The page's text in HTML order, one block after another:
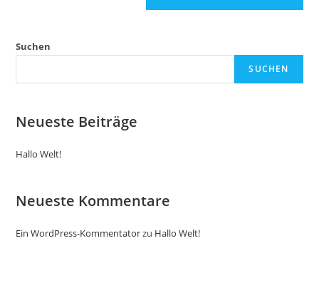
Suchen
SUCHEN
Neueste Beiträge
Hallo Welt!
Neueste Kommentare
Ein WordPress-Kommentatorzu Hallo Welt!